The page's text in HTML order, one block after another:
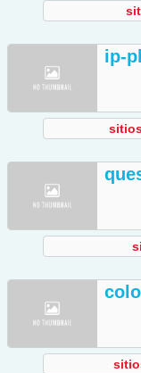
ip-